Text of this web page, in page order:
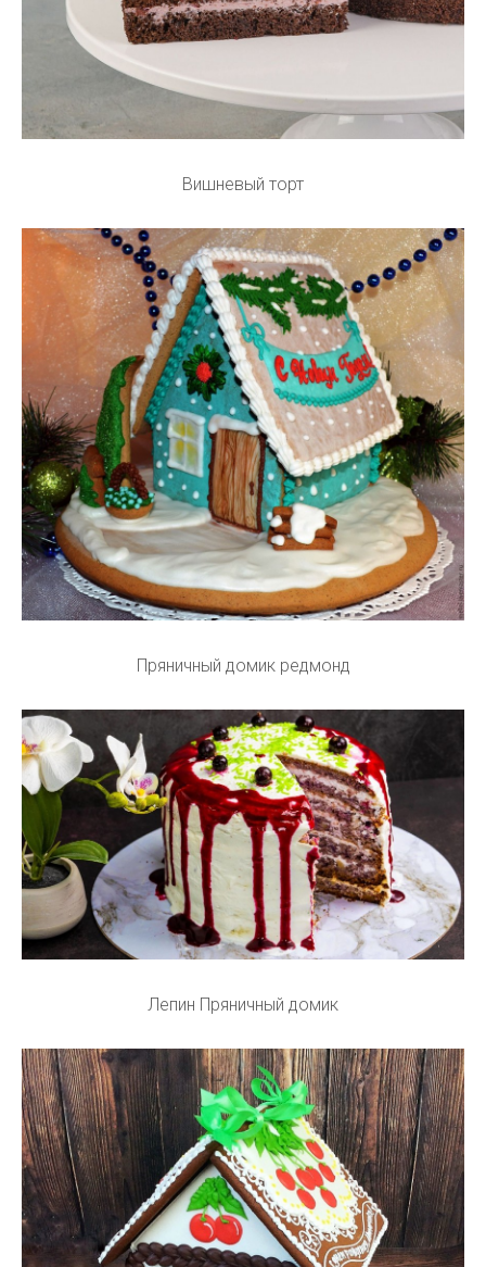
Вишневый торт
Пряничный домик редмонд
Лепин Пряничный домик